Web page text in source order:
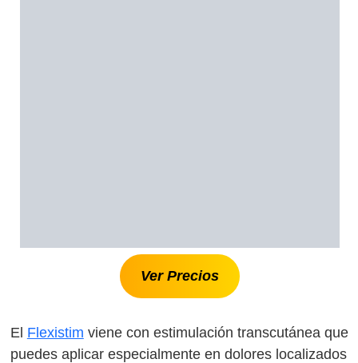
Ver Precios
El Flexistim viene con estimulación transcutánea que
puedes aplicar especialmente en dolores localizados